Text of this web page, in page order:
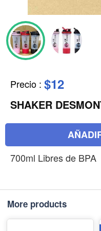
Precio : $12
SHAKER
700ml Libres de BPA
More products